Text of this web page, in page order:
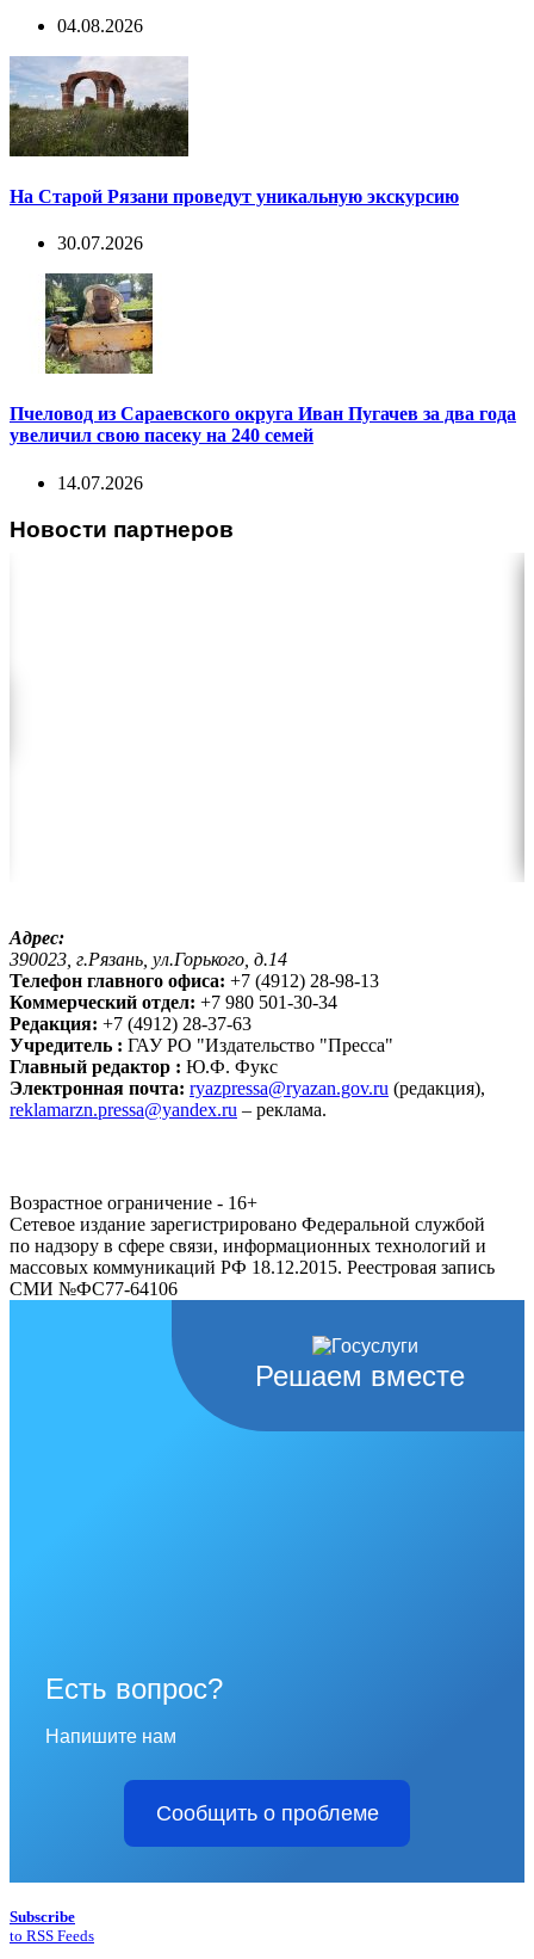
04.08.2026
На Старой Рязани проведут уникальную экскурсию
30.07.2026
Пчеловод из Сараевского округа Иван Пугачев за два года
увеличил свою пасеку на 240 семей
14.07.2026
Новости партнеров
Адрес:
390023, г.Рязань, ул.Горького, д.14
Телефон главного офиса: +7 (4912) 28-98-13
Коммерческий отдел: +7 980 501-30-34
Редакция: +7 (4912) 28-37-63
Учредитель : ГАУ РО "Издательство "Пресса"
Главный редактор : Ю.Ф. Фукс
Электронная почта: ryazpressa@ryazan.gov.ru (редакция),
reklamarzn.pressa@yandex.ru – реклама.
Возрастное ограничение - 16+
Сетевое издание зарегистрировано Федеральной службой
по надзору в сфере связи, информационных технологий и
массовых коммуникаций РФ 18.12.2015. Реестровая запись
СМИ №ФС77-64106
Решаем вместе
Есть вопрос?
Напишите нам
Сообщить о проблеме
Subscribe
to RSS Feeds